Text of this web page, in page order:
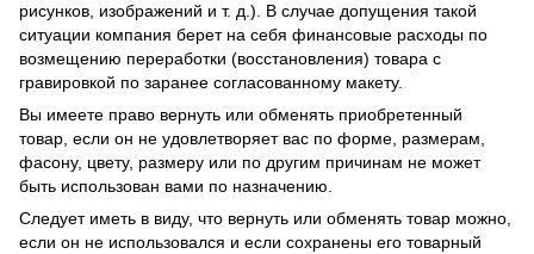
рисунков, изображений и т. д.). В случае допущения такой
ситуации компания берет на себя финансовые расходы по
возмещению переработки (восстановления) товара с
гравировкой по заранее согласованному макету.
Вы имеете право вернуть или обменять приобретенный
товар, если он не удовлетворяет вас по форме, размерам,
фасону, цвету, размеру или по другим причинам не может
быть использован вами по назначению.
Следует иметь в виду, что вернуть или обменять товар можно,
если он не использовался и если сохранены его товарный